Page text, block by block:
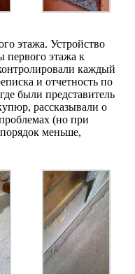
этажа. Устройство
первого этажа к
каждый
и отчетность по
были представитель
рассказывали о
(но при
меньше,